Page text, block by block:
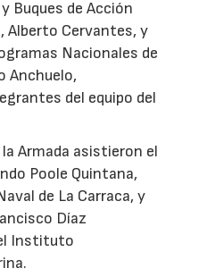
Buques de Acción
Alberto Cervantes, y
Nacionales de
Anchuelo,
del equipo del
Armada asistieron el
Poole Quintana,
de La Carraca, y
Díaz
Instituto